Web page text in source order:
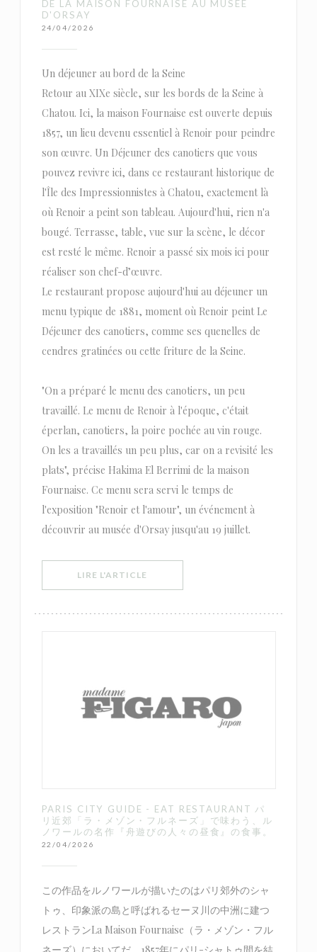
DE LA MAISON FOURNAISE AU MUSÉE
D'ORSAY
24/04/2026
Un déjeuner au bord de la Seine
Retour au XIXe siècle, sur les bords de la Seine à
Chatou. Ici, la maison Fournaise est ouverte depuis
1857, un lieu devenu essentiel à Renoir pour peindre
son œuvre. Un Déjeuner des canotiers que vous
pouvez revivre ici, dans ce restaurant historique de
l'Île des Impressionnistes à Chatou, exactement là
où Renoir a peint son tableau. Aujourd'hui, rien n'a
bougé. Terrasse, table, vue sur la scène, le décor
est resté le même. Renoir a passé six mois ici pour
réaliser son chef-d’œuvre.
Le restaurant propose aujourd'hui au déjeuner un
menu typique de 1881, moment où Renoir peint Le
Déjeuner des canotiers, comme ses quenelles de
cendres gratinées ou cette friture de la Seine.
"On a préparé le menu des canotiers, un peu
travaillé. Le menu de Renoir à l'époque, c'était
éperlan, canotiers, la poire pochée au vin rouge.
On les a travaillés un peu plus, car on a revisité les
plats", précise Hakima El Berrimi de la maison
Fournaise. Ce menu sera servi le temps de
l'exposition "Renoir et l'amour", un événement à
découvrir au musée d'Orsay jusqu'au 19 juillet.
LIRE L'ARTICLE
PARIS CITY GUIDE - EAT RESTAURANT パ
リ近郊「ラ・メゾン・フルネーズ」で味わう、ル
ノワールの名作『舟遊びの人々の昼食』の食事。
22/04/2026
この作品をルノワールが描いたのはパリ郊外のシャ
トゥ、印象派の島と呼ばれるセーヌ川の中洲に建つ
レストランLa Maison Fournaise（ラ・メゾン・フル